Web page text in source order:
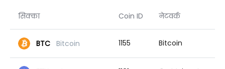
सिक्का Coin ID नेटवर्क
BTC Bitcoin 1155 Bitcoin